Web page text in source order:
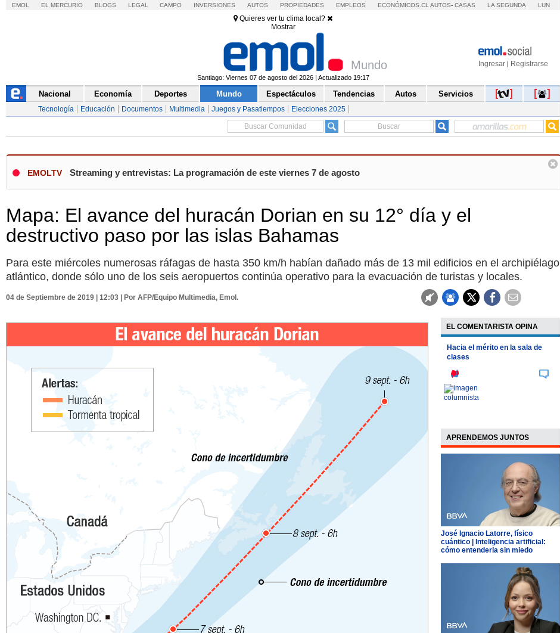
EMOL EL MERCURIO BLOGS LEGAL CAMPO INVERSIONES AUTOS PROPIEDADES EMPLEOS ECONÓMICOS.CL AUTOS- CASAS LA SEGUNDA LUN
Quieres ver tu clima local?
Mostrar
Ingresar | Registrarse
Mundo
Santiago: Viernes 07 de agosto del 2026 | Actualizado 19:17
Nacional Economía Deportes Mundo Espectáculos Tendencias Autos Servicios
Tecnología Educación Documentos Multimedia Juegos y Pasatiempos Elecciones 2025
EMOLTV Streaming y entrevistas: La programación de este viernes 7 de agosto
Mapa: El avance del huracán Dorian en su 12° día y el
destructivo paso por las islas Bahamas
Para este miércoles numerosas ráfagas de hasta 350 km/h habían dañado más de 13 mil edificios en el archipiélago
atlántico, donde sólo uno de los seis aeropuertos continúa operativo para la evacuación de turistas y locales.
04 de Septiembre de 2019 | 12:03 | Por AFP/Equipo Multimedia, Emol.
EL COMENTARISTA OPINA
Hacia el mérito en la sala de
clases
APRENDEMOS JUNTOS
José Ignacio Latorre, físico
cuántico | Inteligencia artificial:
cómo entenderla sin miedo